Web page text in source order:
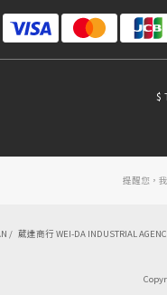
$
提醒您，
/ 葳達商行 WEI-DA INDUSTRIAL